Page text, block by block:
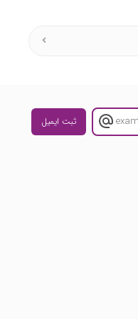
ثبت ایمیل